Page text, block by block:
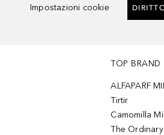
Impostazioni cookie
TOP BRAND
ALFAPARF
Tirtir
Camomilla
The Ordinary